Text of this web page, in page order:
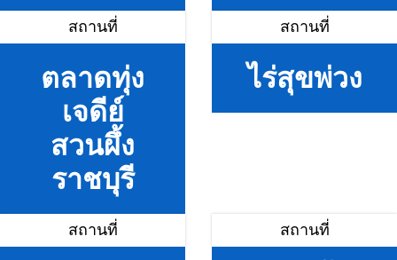
สถานที่
ตลาดทุ่ง
เจดีย์
สวนผึ้ง
ราชบุรี
สถานที่
ไร่สุขพ่วง
สถานที่ สถานที่